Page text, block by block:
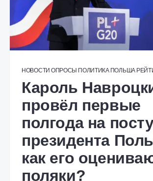
НОВОСТИ ОПРОСЫ ПОЛИТИКА ПОЛЬША
Кароль
провёл первые
полгода на
президента
как его
поляки?